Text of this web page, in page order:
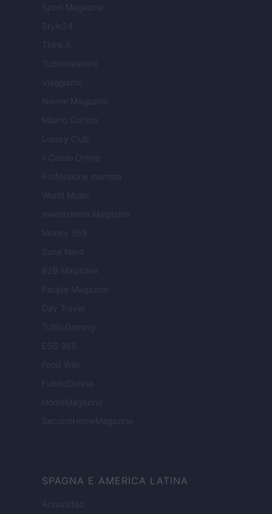
Sport Magazine
Style24
Think.it
Tuobenessere
Viaggiamo
Nonne Magazine
Milano Cortina
Luxury Club
Il Calcio Online
Professione mamma
World Music
Investimenti Magazine
Money 365
Zona Nerd
B2B Magazine
People Magazine
Day Travel
Tutto Gaming
ESG 365
Food Wiki
FuturoDonna
HomeMagazine
SecondHomeMagazine
SPAGNA E AMERICA LATINA
Actualidad